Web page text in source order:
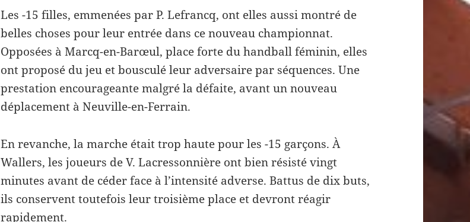
Les -15 filles, emmenées par P. Lefrancq, ont elles aussi montré de
belles choses pour leur entrée dans ce nouveau championnat.
Opposées à Marcq-en-Barœul, place forte du handball féminin, elles
ont proposé du jeu et bousculé leur adversaire par séquences. Une
prestation encourageante malgré la défaite, avant un nouveau
déplacement à Neuville-en-Ferrain.
En revanche, la marche était trop haute pour les -15 garçons. À
Wallers, les joueurs de V. Lacressonnière ont bien résisté vingt
minutes avant de céder face à l’intensité adverse. Battus de dix buts,
ils conservent toutefois leur troisième place et devront réagir
rapidement.